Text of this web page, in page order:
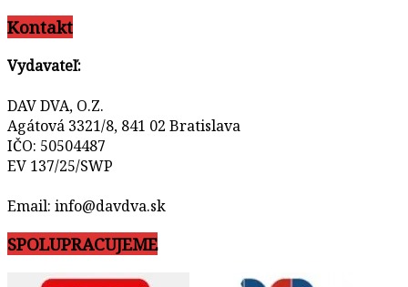
Kontakt
Vydavateľ:
DAV DVA, O.Z.
Agátová 3321/8, 841 02 Bratislava
IČO: 50504487
EV 137/25/SWP
Email: info@davdva.sk
SPOLUPRACUJEME